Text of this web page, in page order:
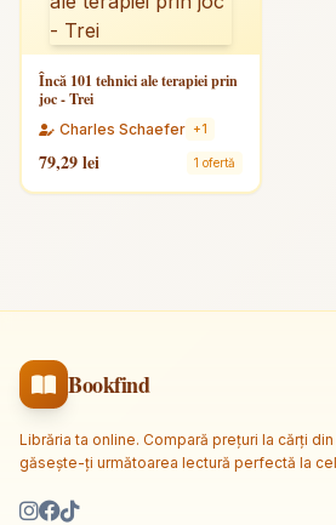
Încă 101 tehnici ale terapiei prin
joc - Trei
Charles Schaefer +1
79,29 lei 1 ofertă
Bookfind
Librăria ta online. Compară prețuri la cărți
găsește-ți următoarea lectură perfectă la